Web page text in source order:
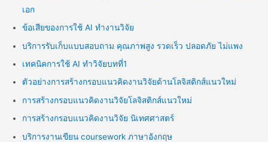
เอก
ข้อเสียของการใช้ AI ทำงานวิจัย
บริการรับเก็บแบบสอบถาม คุณภาพสูง รวดเร็ว ปลอดภัย ไม่แพง
เทคนิคการใช้ AI ทำวิจัยบทที่1
ตัวอย่างการสร้างกรอบแนวคิดงานวิจัยด้านโลจิสติกส์แนวใหม่
การสร้างกรอบแนวคิดงานวิจัยโลจิสติกส์แนวใหม่
การสร้างกรอบแนวคิดงานวิจัย นิเทศศาสตร์
บริการงานเขียน coursework ภาษาอังกฤษ